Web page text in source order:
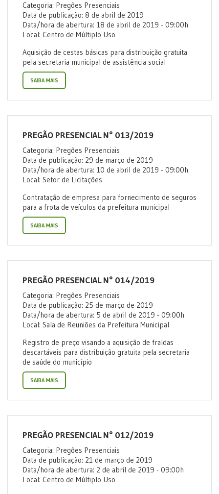
Categoria: Pregões Presenciais
Data de publicação: 8 de abril de 2019
Data/hora de abertura: 18 de abril de 2019 - 09:00h
Local: Centro de Múltiplo Uso
Aquisição de cestas básicas para distribuição gratuita
pela secretaria municipal de assistência social
SAIBA MAIS
PREGÃO PRESENCIAL N° 013/2019
Categoria: Pregões Presenciais
Data de publicação: 29 de março de 2019
Data/hora de abertura: 10 de abril de 2019 - 09:00h
Local: Setor de Licitações
Contratação de empresa para fornecimento de seguros
para a frota de veículos da prefeitura municipal
SAIBA MAIS
PREGÃO PRESENCIAL N° 014/2019
Categoria: Pregões Presenciais
Data de publicação: 25 de março de 2019
Data/hora de abertura: 5 de abril de 2019 - 09:00h
Local: Sala de Reuniões da Prefeitura Municipal
Registro de preço visando a aquisição de fraldas
descartáveis para distribuição gratuita pela secretaria
de saúde do município
SAIBA MAIS
PREGÃO PRESENCIAL N° 012/2019
Categoria: Pregões Presenciais
Data de publicação: 21 de março de 2019
Data/hora de abertura: 2 de abril de 2019 - 09:00h
Local: Centro de Múltiplo Uso